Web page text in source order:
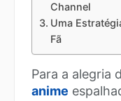
Channel
Uma
Fã
Para a alegria
anime